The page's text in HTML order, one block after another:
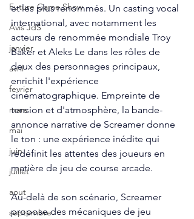
Future Game Show
Avis JdS
janvier
avril
fevrier
mars
mai
juin
juillet
aout
septembre
et les plus renommés. Un casting vocal
international, avec notamment les
acteurs de renommée mondiale Troy
Baker et Aleks Le dans les rôles de
deux des personnages principaux,
enrichit l'expérience
cinématographique. Empreinte de
tension et d'atmosphère, la bande-
annonce narrative de Screamer donne
le ton : une expérience inédite qui
redéfinit les attentes des joueurs en
matière de jeu de course arcade.
Au-delà de son scénario, Screamer
propose des mécaniques de jeu